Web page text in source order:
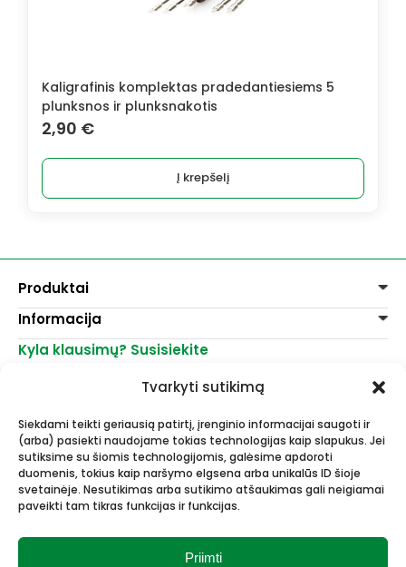
Tvarkyti sutikimą
Siekdami teikti geriausią patirtį, įrenginio informacijai saugoti ir
(arba) pasiekti naudojame tokias technologijas kaip slapukus. Jei
sutiksime su šiomis technologijomis, galėsime apdoroti
duomenis, tokius kaip naršymo elgsena arba unikalūs ID šioje
svetainėje. Nesutikimas arba sutikimo atšaukimas gali neigiamai
paveikti tam tikras funkcijas ir funkcijas.
Priimti
Kaligrafinis komplektas pradedantiesiems 5
plunksnos ir plunksnakotis
2,90 €
Į krepšelį
Produktai
Dažai
Dekoravimui
Lakai, skiedikliai
Akvarelinis popierius
Molbertai
Keramikams ir skulptoriams
FIMO modelinas
Drobės, porėmiai
Mokyklinės ir biuro prekės
Rėmai ir rėminimas
Informacija
Pirkimo taisyklės
Parduotuvės
Kyla klausimų? Susisiekite
info@menomuza.lt
Dailės, dailininkų reikmenys -
didmeninė ir mažmeninė prekyba.
Esame Stipriausi Lietuvoje 2023
metais.